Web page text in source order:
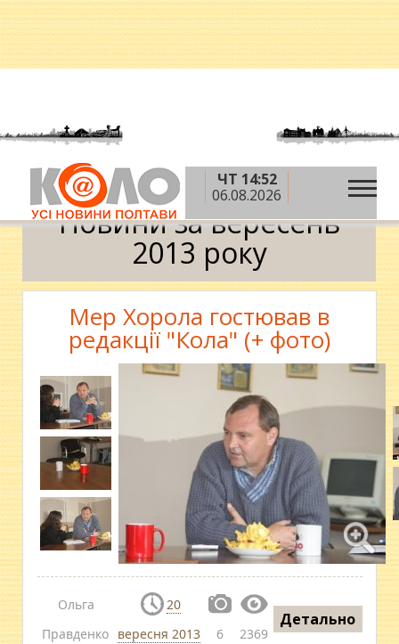
ЧТ 14:52
06.08.2026
Головна » 2013 рік » вересень
Новини за вересень
2013 року
Мер Хорола гостював в
редакції "Кола" (+ фото)
Ольга
Правденко
20
вересня 2013
6 2369
Детально